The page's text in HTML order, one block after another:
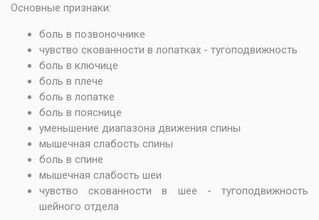
Основные признаки:
боль в позвоночнике
чувство скованности в лопатках - тугоподвижность
боль в ключице
боль в плече
боль в лопатке
боль в пояснице
уменьшение диапазона движения спины
мышечная слабость спины
боль в спине
мышечная слабость шеи
чувство скованности в шее - тугоподвижность
шейного отдела